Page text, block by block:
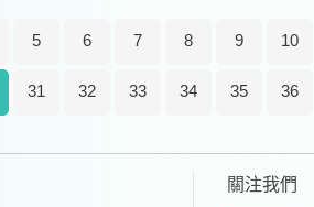
5 6 7 8 9 10
31 32 33 34 35 36
關注我們